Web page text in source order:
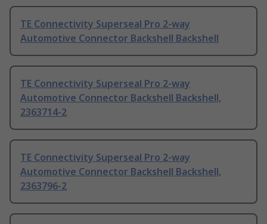
TE Connectivity Superseal Pro 2-way
Automotive Connector Backshell Backshell
TE Connectivity Superseal Pro 2-way
Automotive Connector Backshell Backshell,
2363714-2
TE Connectivity Superseal Pro 2-way
Automotive Connector Backshell Backshell,
2363796-2